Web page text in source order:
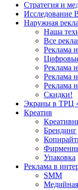
Стратегия и
Исследование
Наружная
Наша
Все
Реклама
Реклама
Реклама
Реклама
Скидки!
Экраны в ТРЦ
Креатив
Брендинг
Упаковка
Реклама в
SMM
Медийная